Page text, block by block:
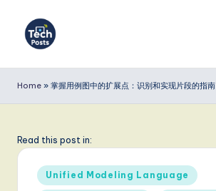
e
P
Home » 掌握用例图中的扩展点：识别和实现片段的指南
Read this post in:
Posted
in
Unified Modeling Language